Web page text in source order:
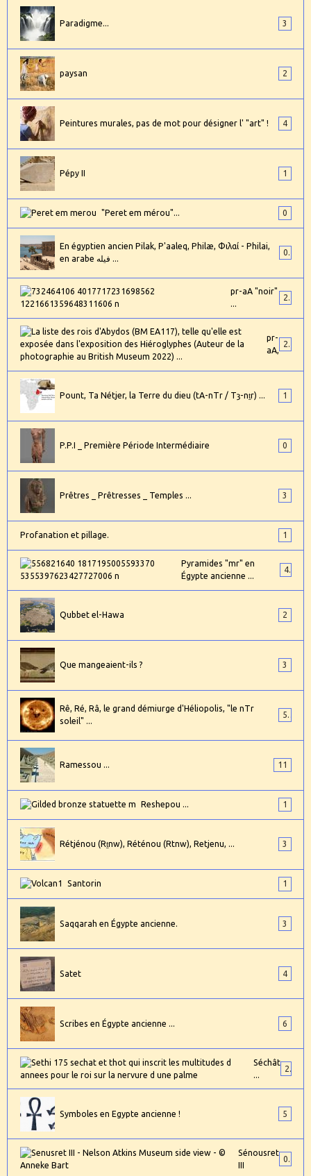
Paradigme... 3
paysan 2
Peintures murales, pas de mot pour désigner l' "art" ! 4
Pépy II 1
"Peret em mérou"... 0
En égyptien ancien Pilak, P'aaleq, Philæ, Φιλαί - Philai,
en arabe فيله ...
0
pr-aA "noir"
...
2
pr-
aA,
24
Pount, Ta Nétjer, la Terre du dieu (tA-nTr / Tȝ-nṯr) ... 1
P.P.I _ Première Période Intermédiaire 0
Prêtres _ Prêtresses _ Temples ... 3
Profanation et pillage. 1
Pyramides "mr" en
Égypte ancienne ...
4
Qubbet el-Hawa 2
Que mangeaient-ils ? 3
Rê, Ré, Râ, le grand démiurge d'Héliopolis, "le nTr
soleil" ...
5
Ramessou ... 11
Reshepou ... 1
Rétjénou (Rṯnw), Réténou (Rtnw), Retjenu, ... 3
Santorin 1
Saqqarah en Égypte ancienne. 3
Satet 4
Scribes en Égypte ancienne ... 6
Séchât
Symboles en Egypte ancienne ! 5
Sénousret
III